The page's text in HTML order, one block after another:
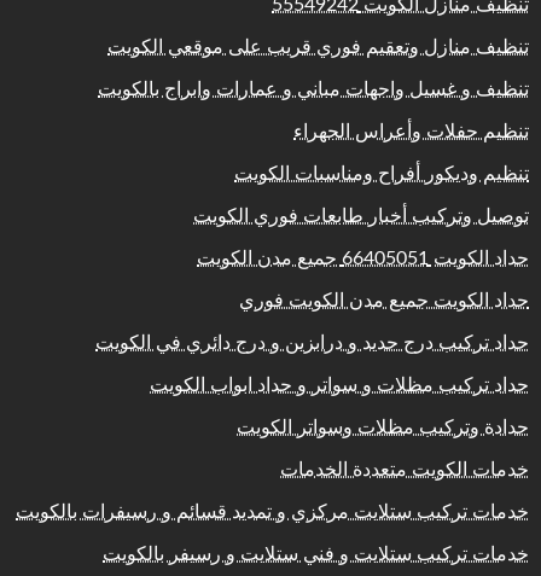
تنظيف منازل الكويت 55549242
تنظيف منازل وتعقيم فوري قريب على موقعي الكويت
تنظيف و غسيل واجهات مباني و عمارات وابراج بالكويت
تنظيم حفلات وأعراس الجهراء
تنظيم وديكور أفراح ومناسبات الكويت
توصيل وتركيب أخبار طابعات فوري الكويت
حداد الكويت 66405051 جميع مدن الكويت
حداد الكويت جميع مدن الكويت فوري
حداد تركيب درج حديد و درابزين و درج دائري في الكويت
حداد تركيب مظلات و سواتر و حداد ابواب الكويت
حدادة وتركيب مظلات وسواتر الكويت
خدمات الكويت متعددة الخدمات
خدمات تركيب ستلايت مركزي و تمديد قسائم و رسيفرات بالكويت
خدمات تركيب ستلايت و فني ستلايت و رسيفر بالكويت